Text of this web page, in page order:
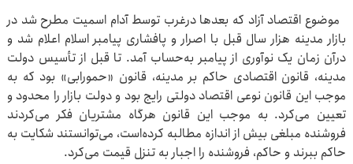
موضوع اقتصاد آزاد که بعدها درغرب توسط آدام اسمیت مطرح شد در
بازار مدینه هزار سال قبل با اصرار و پافشاری پیامبر اسلام اعلام شد و
درآن زمان یک نوآوری از پیامبر به‌حساب آمد. تا قبل از تأسیس دولت
مدینه، قانون اقتصادی حاکم بر مدینه، قانون «حمورابی» بود که به
موجب این قانون نوعی اقتصاد دولتی رایج بود و دولت بازار را محدود و
تعیین می‌کرد. به موجب این قانون هرگاه مشتریان فکر می‌کردند
فروشنده مبلغی بیش از اندازه مطالبه کرده‌است، می‌توانستند شکایت به
حاکم ببرند و حاکم، فروشنده را اجبار به تنزل قیمت می‌کرد.